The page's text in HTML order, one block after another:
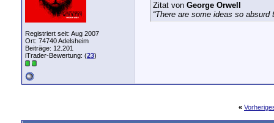
Registriert seit: Aug 2007
Ort: 74740 Adelsheim
Beiträge: 12.201
iTrader-Bewertung: (23)
Zitat von George Orwell
“There are some ideas so
«